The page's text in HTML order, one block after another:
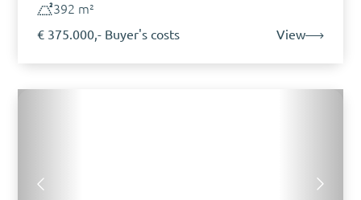
392 m²
€ 375.000,- Buyer's costs
View